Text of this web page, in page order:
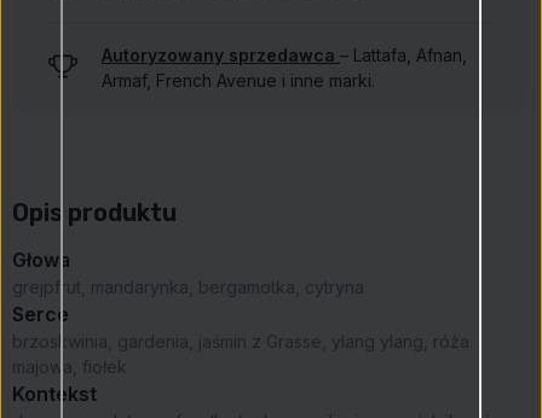
Autoryzowany sprzedawca – Lattafa, Afnan,
Armaf, French Avenue i inne marki.
Opis produktu
Głowa
grejpfrut, mandarynka, bergamotka, cytryna
Serce
brzoskwinia, gardenia, jaśmin z Grasse, ylang ylang, róża
majowa, fiołek
Kontekst